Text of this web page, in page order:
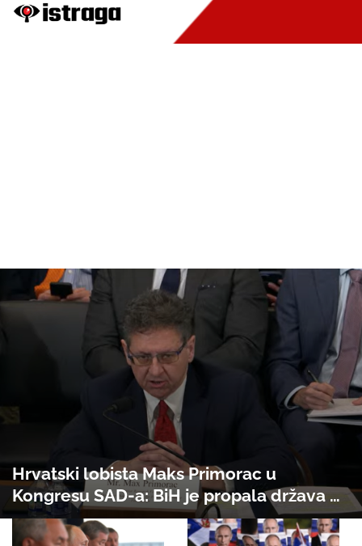
Hrvatski lobista Maks Primorac u
Kongresu SAD-a: BiH je propala država u
kojoj muslimani progone Hrvate